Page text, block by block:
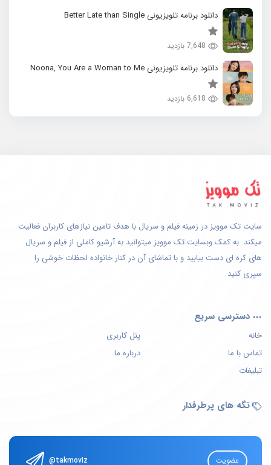
دانلود برنامه تلویزیونی Better Late than Single
7,648 بازدید
دانلود برنامه تلویزیونی Noona, You Are a Woman to Me
6,618 بازدید
سایت تک موویز در زمینه فیلم و سریال با هدف تامین نیازهای کاربران فعالیت
میکند. به کمک وبسایت تک موویز میتوانید به آرشیو کاملی از فیلم و سریال
های کره ای دست بیابید و با تماشای آن در کنار خانواده لحظات خوشی را
سپری کنید
دسترسی سریع
خانه
پنل کاربری
تماس با ما
درباره ما
تبلیغات
تگه های پرطرفدار
@takmoviz عضویت